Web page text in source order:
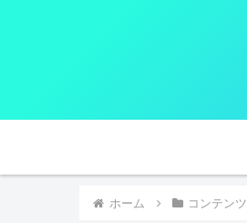
ホーム コンテンツ